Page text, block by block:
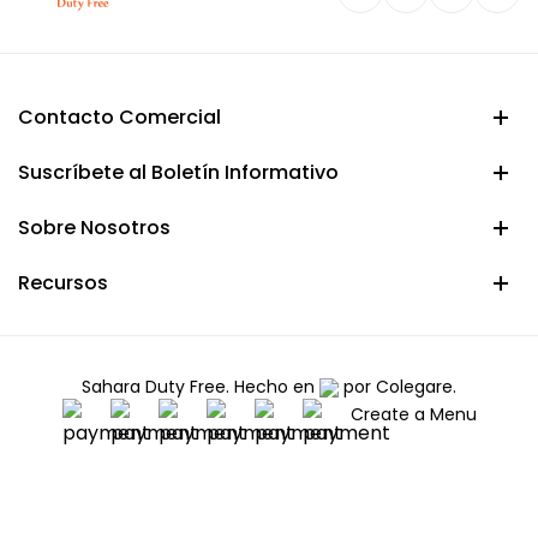
Contacto Comercial
Suscríbete al Boletín Informativo
Sobre Nosotros
Recursos
Sahara Duty Free. Hecho en por Colegare.
Create a Menu